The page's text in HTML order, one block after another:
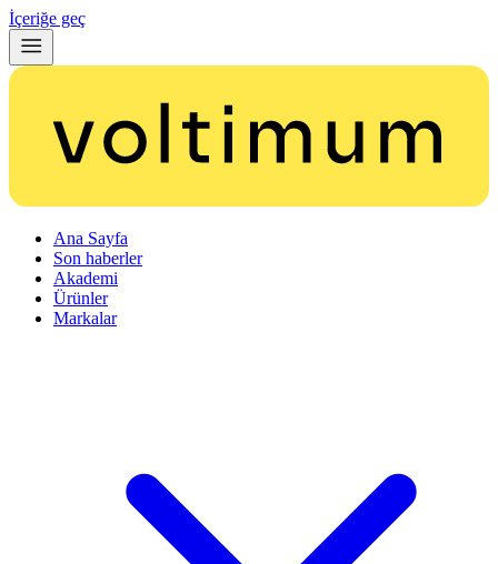
İçeriğe geç
Ana Sayfa
Son haberler
Akademi
Ürünler
Markalar